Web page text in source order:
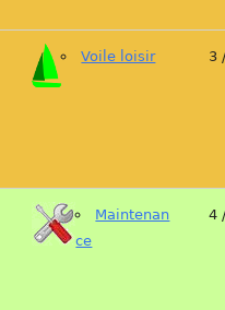
Voile loisir 3
Maintenan
ce
4